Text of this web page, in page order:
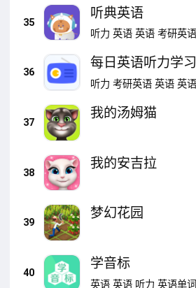
35
听典英语
听力 英语 英语 考研英语
36
每日英语听力学
听力 考研英语 英语 英语
37
我的汤姆猫
38
我的安吉拉
39
梦幻花园
40
学音标
英语 英语 听力 英语单词